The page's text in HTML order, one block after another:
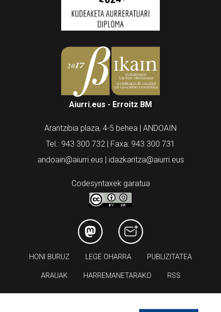
Aiurri.eus - Erroitz BM
Arantzibia plaza, 4-5 behea | ANDOAIN
Tel.: 943 300 732 | Faxa: 943 300 731
andoain@aiurri.eus | idazkaritza@aiurri.eus
Codesyntaxek garatua
HONI BURUZ LEGE OHARRA PUBLIZITATEA
ARAUAK HARREMANETARAKO RSS